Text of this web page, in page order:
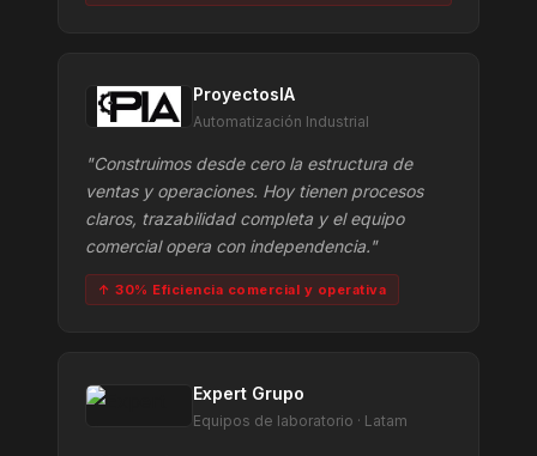
ProyectosIA
Automatización Industrial
"Construimos desde cero la estructura de
ventas y operaciones. Hoy tienen procesos
claros, trazabilidad completa y el equipo
comercial opera con independencia."
↑ 30% Eficiencia comercial y operativa
Expert Grupo
Equipos de laboratorio · Latam